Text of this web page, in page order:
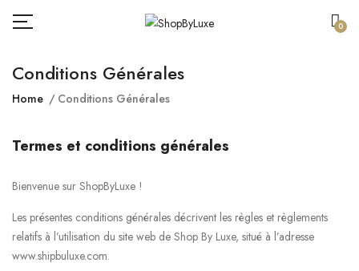
0
Conditions Générales
Home Conditions Générales
Termes et conditions générales
Bienvenue sur ShopByLuxe !
Les présentes conditions générales décrivent les règles et règlements
relatifs à l’utilisation du site web de Shop By Luxe, situé à l’adresse
www.shipbuluxe.com.